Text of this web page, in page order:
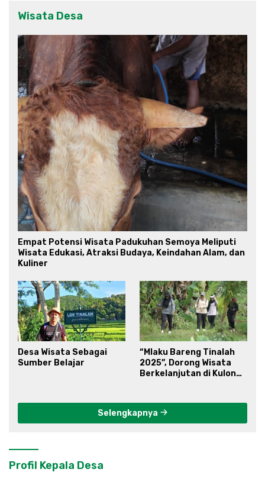
Wisata Desa
Empat Potensi Wisata Padukuhan Semoya Meliputi
Wisata Edukasi, Atraksi Budaya, Keindahan Alam, dan
Kuliner
Desa Wisata Sebagai
Sumber Belajar
“Mlaku Bareng Tinalah
2025”, Dorong Wisata
Berkelanjutan di Kulon
Selengkapnya
Profil Kepala Desa